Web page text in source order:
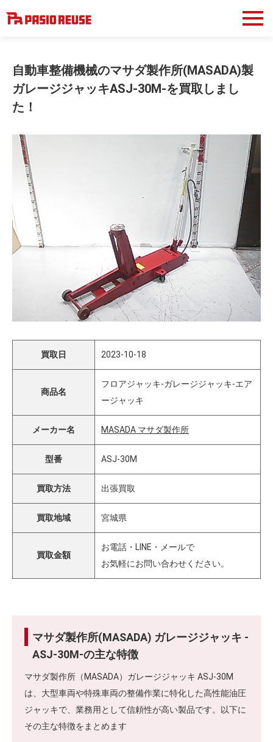
自動車整備機械のマサダ製作所(MASADA)製
ガレージジャッキASJ-30M-を買取しまし
た！
買取日 2023-10-18
商品名
フロアジャッキ-ガレージジャッキ-エア
ージャッキ
メーカー名 MASADA マサダ製作所
型番 ASJ-30M
買取方法 出張買取
買取地域 宮城県
買取金額
お電話・LINE・メールで
お気軽にお問い合わせください。
マサダ製作所(MASADA) ガレージジャッキ -
ASJ-30M-の主な特徴
マサダ製作所（MASADA）ガレージジャッキ ASJ-30M
は、大型車両や特殊車両の整備作業に特化した高性能油圧
ジャッキで、業務用として信頼性が高い製品です。以下に
その主な特徴をまとめます